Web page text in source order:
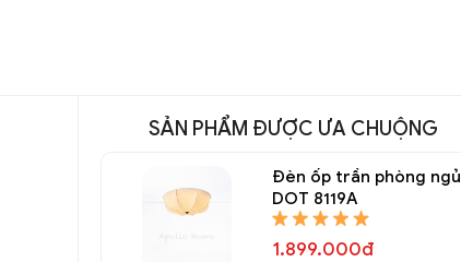
SẢN PHẨM ĐƯỢC ƯA CHUỘNG
Đèn ốp trần phòng ngủ
DOT 8119A
1.899.000đ